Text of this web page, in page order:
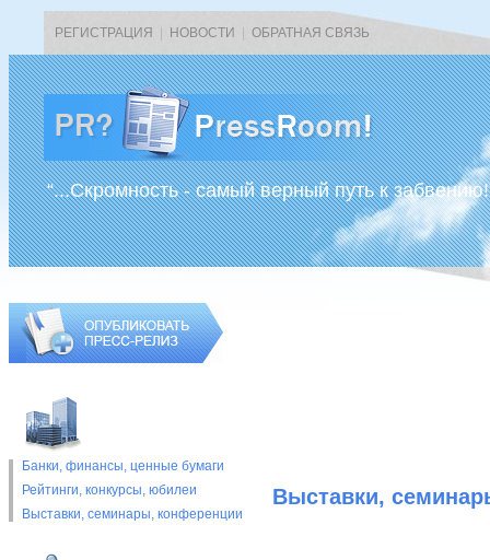
РЕГИСТРАЦИЯ НОВОСТИ ОБРАТНАЯ СВЯЗЬ
“...Скромность - самый верный путь к
Банки, финансы, ценные бумаги
Рейтинги, конкурсы, юбилеи
Выставки, cеминары, конференции
Выставки,